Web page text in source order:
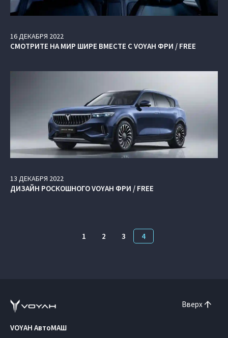
16ДЕКАБРЯ 2022
СМОТРИТЕ НА МИР ШИРЕ ВМЕСТЕ С VOYAH ФРИ / FREE
13 ДЕКАБРЯ 2022
ДИЗАЙН РОСКОШНОГО VOYAH ФРИ / FREE
1 2 3 4
Вверх
VOYAH АвтоМАШ